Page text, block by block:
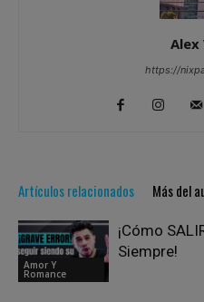
Alex
https://
Artículos relacionados Más del
Amor Y
Romance
¡Cómo
Siempre!